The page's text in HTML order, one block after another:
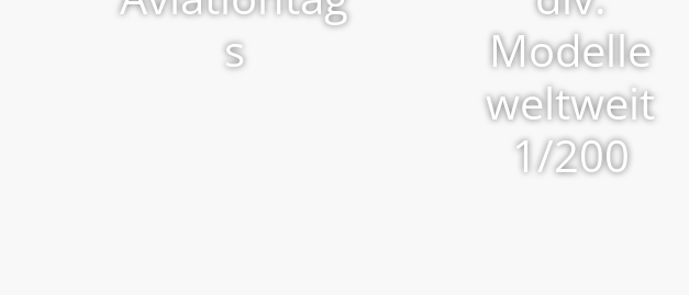
s
Modelle
weltweit
1/200